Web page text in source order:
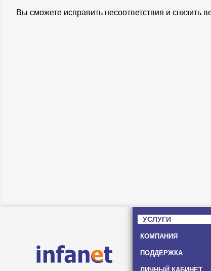
Вы сможете исправить несоответствия и снизить
УСЛУГИ
КОМПАНИЯ
ПОДДЕРЖКА